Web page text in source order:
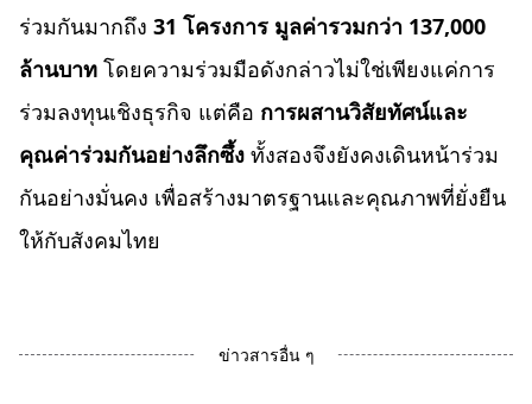
ร่วมกันมากถึง 31 โครงการ มูลค่ารวมกว่า 137,000
ล้านบาท โดยความร่วมมือดังกล่าวไม่ใช่เพียงแค่การ
ร่วมลงทุนเชิงธุรกิจ แต่คือ การผสานวิสัยทัศน์และ
คุณค่าร่วมกันอย่างลึกซึ้ง ทั้งสองจึงยังคงเดินหน้าร่วม
กันอย่างมั่นคง เพื่อสร้างมาตรฐานและคุณภาพที่ยั่งยืน
ให้กับสังคมไทย
ข่าวสารอื่น ๆ